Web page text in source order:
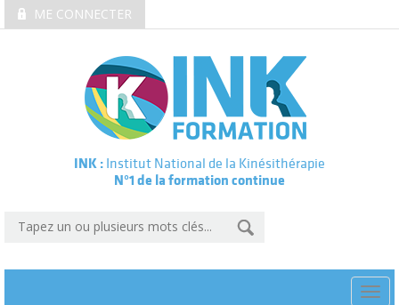
ME CONNECTER
INK : Institut National de la Kinésithérapie
N°1 de la formation continue